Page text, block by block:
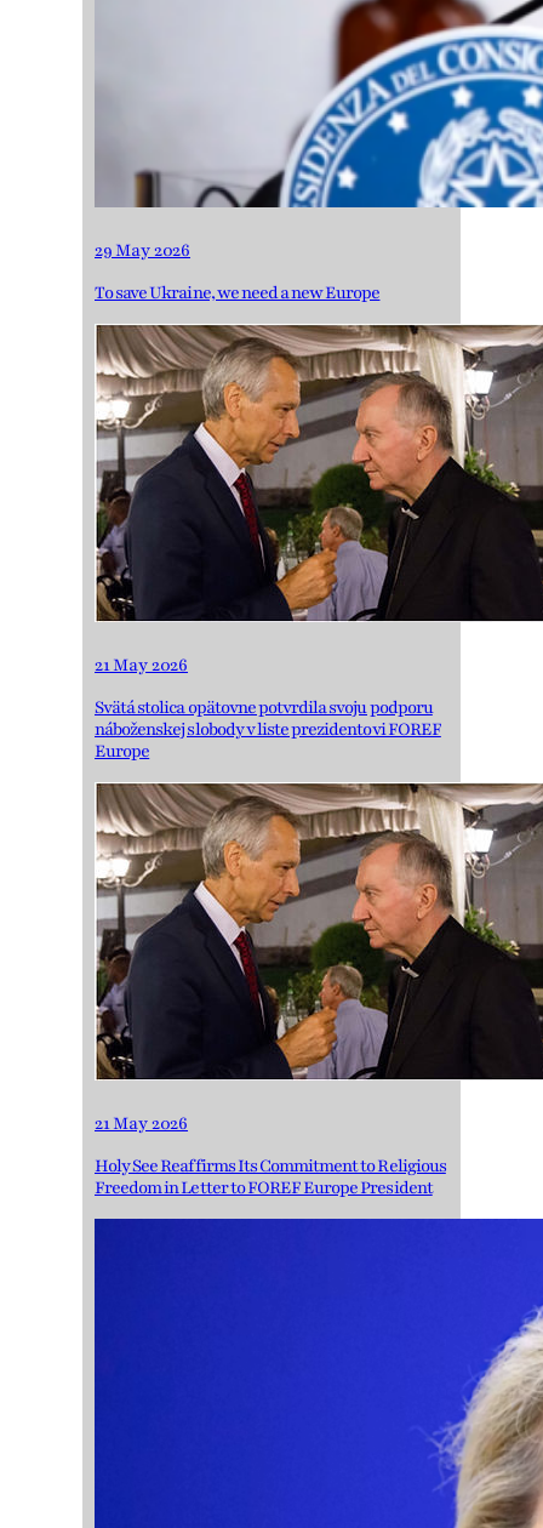
29 May 2026
To save Ukraine, we need a new Europe
21 May 2026
Svätá stolica opätovne potvrdila svoju podporu
náboženskej slobody v liste prezidentovi FOREF
Europe
21 May 2026
Holy See Reaffirms Its Commitment to Religious
Freedom in Letter to FOREF Europe President